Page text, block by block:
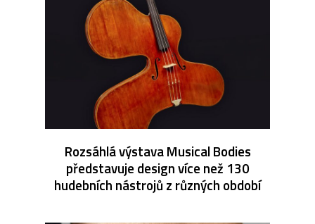
Rozsáhlá výstava Musical Bodies
představuje design více než 130
hudebních nástrojů z různých období